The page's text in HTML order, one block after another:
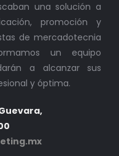
una solución a
promoción y
de mercadotecnia
un equipo
a alcanzar sus
y óptima.